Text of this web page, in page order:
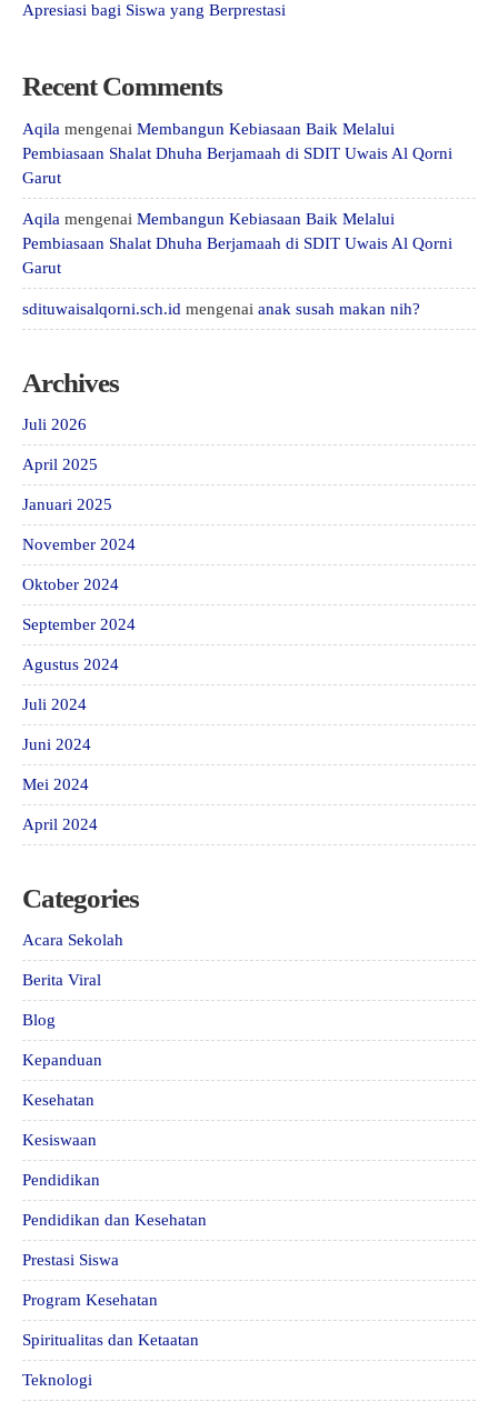
Apresiasi bagi Siswa yang Berprestasi
Recent Comments
Aqila mengenai Membangun Kebiasaan Baik Melalui
Pembiasaan Shalat Dhuha Berjamaah di SDIT Uwais Al Qorni
Garut
Aqila mengenai Membangun Kebiasaan Baik Melalui
Pembiasaan Shalat Dhuha Berjamaah di SDIT Uwais Al Qorni
Garut
sdituwaisalqorni.sch.id mengenai anak susah makan nih?
Archives
Juli 2026
April 2025
Januari 2025
November 2024
Oktober 2024
September 2024
Agustus 2024
Juli 2024
Juni 2024
Mei 2024
April 2024
Categories
Acara Sekolah
Berita Viral
Blog
Kepanduan
Kesehatan
Kesiswaan
Pendidikan
Pendidikan dan Kesehatan
Prestasi Siswa
Program Kesehatan
Spiritualitas dan Ketaatan
Teknologi